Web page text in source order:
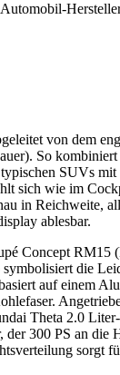
von dem
So
SUVs
sich wie im
in Reichweite,
ablesbar.
Concept RM15
die
auf einem
Theta 2.0
300 PS an die
sorgt